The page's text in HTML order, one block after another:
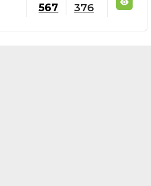
567 376